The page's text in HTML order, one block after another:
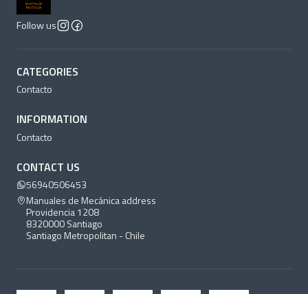
Follow us
CATEGORIES
Contacto
INFORMATION
Contacto
CONTACT US
56940506453
Manuales de Mecánica address
Providencia 1208
8320000 Santiago
Santiago Metropolitan - Chile